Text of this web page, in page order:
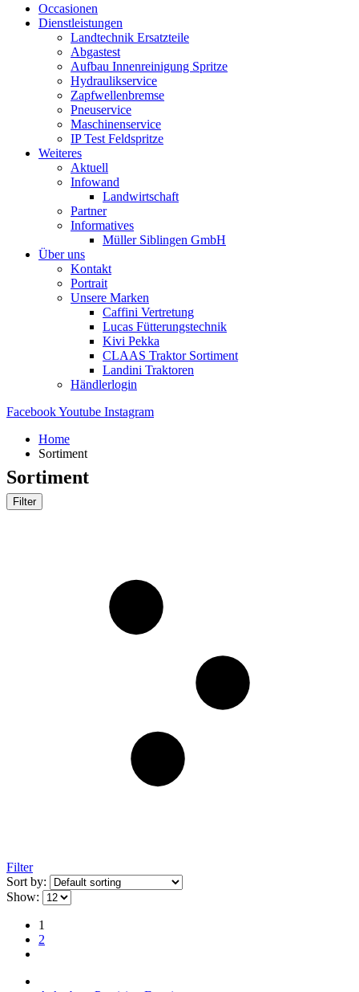
Occasionen
Dienstleistungen
Landtechnik Ersatzteile
Abgastest
Aufbau Innenreinigung Spritze
Hydraulikservice
Zapfwellenbremse
Pneuservice
Maschinenservice
IP Test Feldspritze
Weiteres
Aktuell
Infowand
Landwirtschaft
Partner
Informatives
Müller Siblingen GmbH
Über uns
Kontakt
Portrait
Unsere Marken
Caffini Vertretung
Lucas Fütterungstechnik
Kivi Pekka
CLAAS Traktor Sortiment
Landini Traktoren
Händlerlogin
FacebookYoutube Instagram
Home
Sortiment
Sortiment
Filter
Filter
Sort by:
Show:
1
2